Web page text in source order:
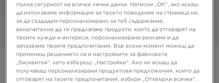
Снимки 360°
Супер оферта
Само в JD
пълна сигурност на всички лични данни. Натисни „ОК“, ако искаш
да използваме информация за твоето поведение на страница ни,
за да създадем персонализирано за теб съдържание,
включително да ти предлагаме продукти, които да отговарят на
твоите нужди и интереси, персонализирани реклами и да
запазваме твоите предпочитания. Във всеки момент можеш да
промениш решението си и настройките за файловете
„бисквитки“, като избереш: „Настройки“. Ако не искаш да
получаваш персонализирани продуктови предложения, които да
отговарят на твоите предпочитания, избери „Отхвърли всички“.